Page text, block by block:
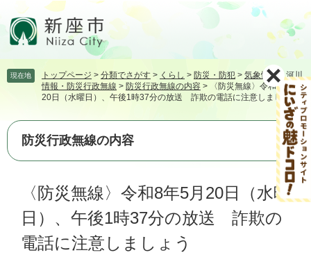
頭飛
て
文
現在地 トップページ > 分類でさがす > くらし > 防災・防犯 > 気象情報・河川
情報・防災行政無線 > 防災行政無線の内容 >
〈防災無線〉令和8年5月
20日（水曜日）、午後1時37分の放送 詐欺の電話に注意しましょう
防災行政無線の内容
〈防災無線〉令和8年5月20日（水曜
日）、午後1時37分の放送 詐欺の
電話に注意しましょう